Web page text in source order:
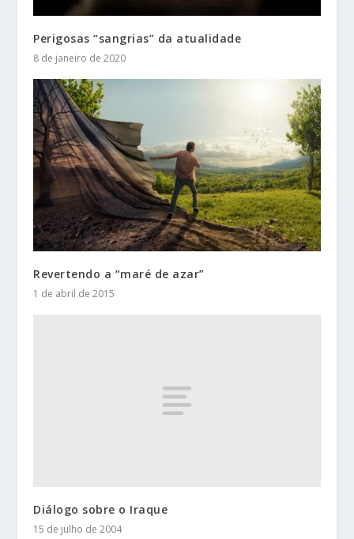
Perigosas “sangrias” da atualidade
8 de janeiro de 2020
Revertendo a “maré de azar”
1 de abril de 2015
Diálogo sobre o Iraque
15 de julho de 2004